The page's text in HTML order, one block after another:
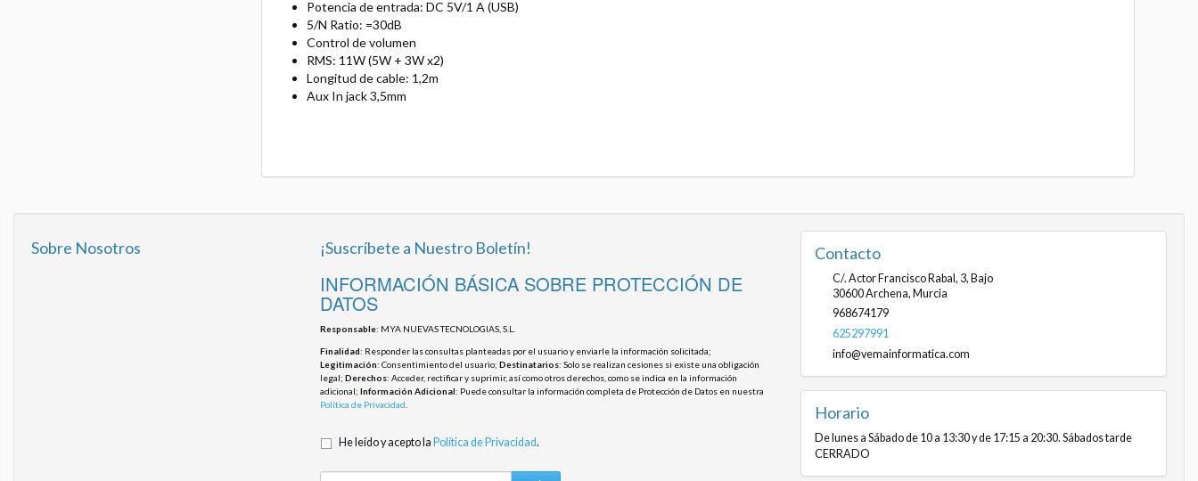
Potencia de entrada: DC 5V/1 A (USB)
5/N Ratio: =30dB
Control de volumen
RMS: 11W (5W + 3W x2)
Longitud de cable: 1,2m
Aux In jack 3,5mm
Sobre Nosotros ¡Suscríbete a Nuestro Boletín!
INFORMACIÓN BÁSICA SOBRE PROTECCIÓN DE
DATOS
Responsable: MYA NUEVAS TECNOLOGIAS, S.L.
Finalidad: Responder las consultas planteadas por el usuario y enviarle la información solicitada;
Legitimación: Consentimiento del usuario; Destinatarios: Solo se realizan cesiones si existe una obligación
legal; Derechos: Acceder, rectificar y suprimir, así como otros derechos, como se indica en la información
adicional; Información Adicional: Puede consultar la información completa de Protección de Datos en nuestra
Política de Privacidad
He leído y acepto la Política de Privacidad.
Contacto
C/. Actor Francisco Rabal, 3, Bajo
30600Archena, Murcia
968674179
625297991
info@vemainformatica.com
Horario
De lunes a Sábado de 10 a 13:30 y de 17:15 a 20:30. Sábados tarde
CERRADO